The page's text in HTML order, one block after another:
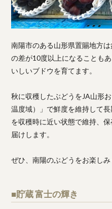
南陽市のある山形県置賜地方
の差が10度以上になることも
いしいブドウを育てます。
秋に収穫したぶどうをJA山形
温度域）」で鮮度を維持して
を収穫時に近い状態で維持、
届けします。
ぜひ、南陽のぶどうをお楽しみ
■貯蔵 富士の輝き